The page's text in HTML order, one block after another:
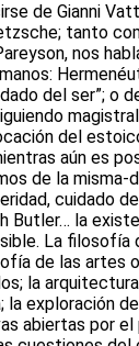
de Gianni
tanto
nos
del ser”; o
del
aún es
de la misma-
cuidado
Butler… la
La filosofía
de las artes
la
la exploración
abiertas por el